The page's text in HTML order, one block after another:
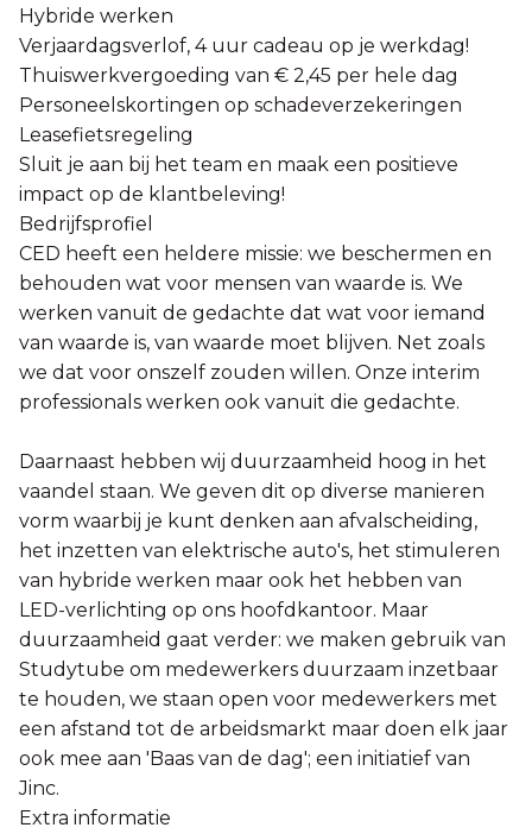
Hybride werken
Verjaardagsverlof, 4 uur cadeau op je werkdag!
Thuiswerkvergoeding van € 2,45 per hele dag
Personeelskortingen op schadeverzekeringen
Leasefietsregeling
Sluit je aan bij het team en maak een positieve
impact op de klantbeleving!
Bedrijfsprofiel
CED heeft een heldere missie: we beschermen en
behouden wat voor mensen van waarde is. We
werken vanuit de gedachte dat wat voor iemand
van waarde is, van waarde moet blijven. Net zoals
we dat voor onszelf zouden willen. Onze interim
professionals werken ook vanuit die gedachte.
Daarnaast hebben wij duurzaamheid hoog in het
vaandel staan. We geven dit op diverse manieren
vorm waarbij je kunt denken aan afvalscheiding,
het inzetten van elektrische auto's, het stimuleren
van hybride werken maar ook het hebben van
LED-verlichting op ons hoofdkantoor. Maar
duurzaamheid gaat verder: we maken gebruik van
Studytube om medewerkers duurzaam inzetbaar
te houden, we staan open voor medewerkers met
een afstand tot de arbeidsmarkt maar doen elk jaar
ook mee aan 'Baas van de dag'; een initiatief van
Jinc.
Extra informatie